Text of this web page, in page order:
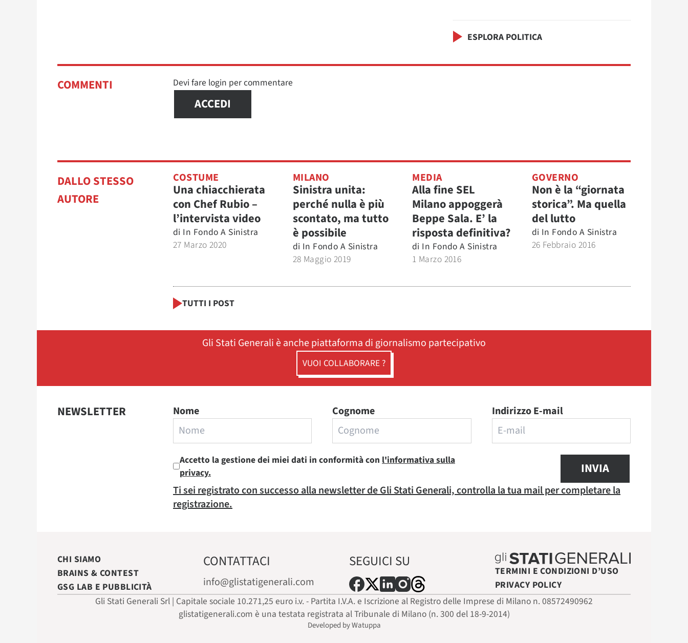
ESPLORA POLITICA
COMMENTI Devi fare login per commentare
ACCEDI
DALLO STESSO
AUTORE
COSTUME
Una chiacchierata
con Chef Rubio –
l’intervista video
di In Fondo A Sinistra
27 Marzo 2020
MILANO
Sinistra unita:
perché nulla è più
scontato, ma tutto
è possibile
di In Fondo A Sinistra
28 Maggio 2019
MEDIA
Alla fine SEL
Milano appoggerà
Beppe Sala. E’ la
risposta definitiva?
di In Fondo A Sinistra
1 Marzo 2016
GOVERNO
Non è la “giornata
storica”. Ma quella
del lutto
di In Fondo A Sinistra
26 Febbraio 2016
TUTTI I POST
Gli Stati Generali è anche piattaforma di giornalismo partecipativo
VUOI COLLABORARE ?
NEWSLETTER Nome Cognome Indirizzo E-mail
Accetto la gestione dei miei dati in conformità con l'informativa sulla
privacy.
INVIA
Ti sei registrato con successo alla newsletter de Gli Stati Generali, controlla la tua mail per completare la
registrazione.
CHI SIAMO
BRAINS & CONTEST
GSG LAB E PUBBLICITÀ
CONTATTACI
info@glistatigenerali.com
SEGUICI SU
TERMINI E CONDIZIONI D’USO
PRIVACY POLICY
Gli Stati Generali Srl | Capitale sociale 10.271,25 euro i.v. - Partita I.V.A. e Iscrizione al Registro delle Imprese di Milano n. 08572490962
glistatigenerali.com è una testata registrata al Tribunale di Milano (n. 300 del 18-9-2014)
Developed by Watuppa